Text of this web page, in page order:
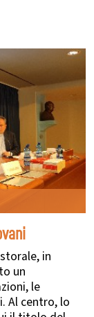
in
un
le
Al centro, lo